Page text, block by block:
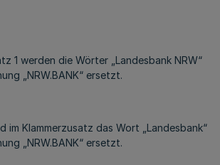
1 werden die Wörter „Landesbank NRW“
„NRW.BANK“ ersetzt.
im Klammerzusatz das Wort „Landesbank“
„NRW.BANK“ ersetzt.